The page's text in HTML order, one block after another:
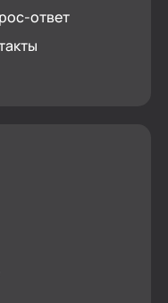
ответ